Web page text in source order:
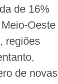
de 16%
Oeste
regiões
de novas